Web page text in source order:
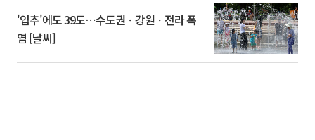
'입추'에도 39도⋯수도권ㆍ강원ㆍ전라 폭
염 [날씨]